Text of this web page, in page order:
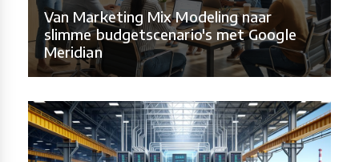
Van Marketing Mix Modeling naar
slimme budgetscenario's met Google
Meridian